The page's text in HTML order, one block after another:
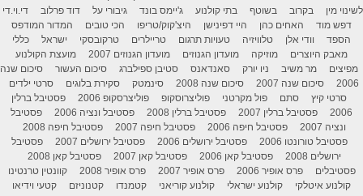
לשינוי מין
בקרוב בשוטף בתי קולנוע ג'יימס בונד גיבורי על דוד פרלוב
די.וי.די
דפש מוד
האחים כהן היי דפינישן היצ'קוק/טריפו הכי טובים
המדור המודפס
הספד
וודי אלן טלוויזיה טעויות תרגום טריילרים טרקובסקי ישראל
כללי
מאבק היוצרים
מוזיקה מועדון הגנוזים מועדון הגנוזים 2007
מועצת הקולנוע
מפיצים
מר משיב ניו יורק סאנדאנס סטיבן ספילברג סיכום העשור
סיכום שנה
2006
סיכום שנה 2007 סיכום שנה 2008 סינמטק סקירת בלוגים
סרטי ילדים
סרטי קיץ
סתם פול מקרטני פוליצרוסקופ פוליצרסקופ 2006
פסטיבל ברלין
2006
פסטיבל ברלין 2007 פסטיבל ברלין 2008 פסטיבל ונציה 2006
פסטיבל
ונציה 2007
פסטיבל חיפה 2006 פסטיבל חיפה 2007
פסטיבל חיפה 2008
פסטיבל טורונטו 2006
פסטיבל ירושלים 2006 פסטיבל ירושלים 2007
פסטיבל
ירושלים 2008
פסטיבל קאן 2006 פסטיבל קאן 2007
פסטיבל קאן 2008
פסטיבלים
פרס אופיר 2006 פרס אופיר 2007 פרס אופיר 2008
קוונטין טרנטינו
קולנוע איטלקי
קולנוע ישראלי קולנוע קוריאני קטמנדו קטנוניזם
קטעי וידיאו